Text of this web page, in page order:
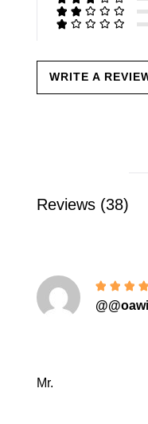
WRITE A
Reviews (38)
Mr.